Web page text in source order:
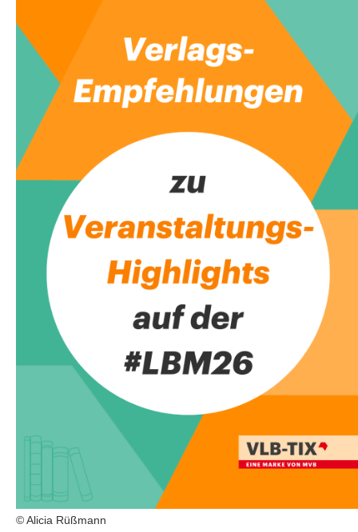
© Alicia Rüßmann